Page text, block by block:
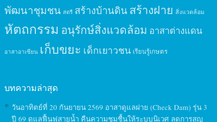
พัฒนาชุมชน สตรี สร้างบ้านดินสร้างฝาย สิ่งแวดล้อม
หัตถกรรม อนุรักษ์สิ่งแวดล้อม อาสาต่างแดน
อาสาอาเซียน เก็บขยะ เด็กเยาวชน เรียนรู้เกษตร
บทความล่าสุด
วันอาทิตย์ที่ 20 กันยายน 2569 อาสาดูแลฝาย (Check Dam) รุ่น 3
ปี 69 ดูแลฟื้นฟูสายน้ำ คืนความชุมชื้นให้ระบบนิเวศ ลดการสูญ